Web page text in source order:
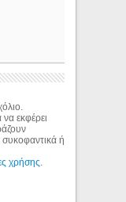
εκφέρει
συκοφαντικά ή
χρήσης.